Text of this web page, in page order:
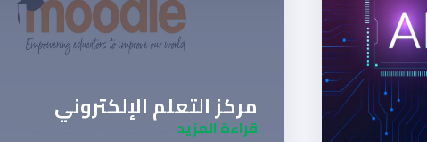
مركز التعلم الإلكتروني
قراءة المزيد